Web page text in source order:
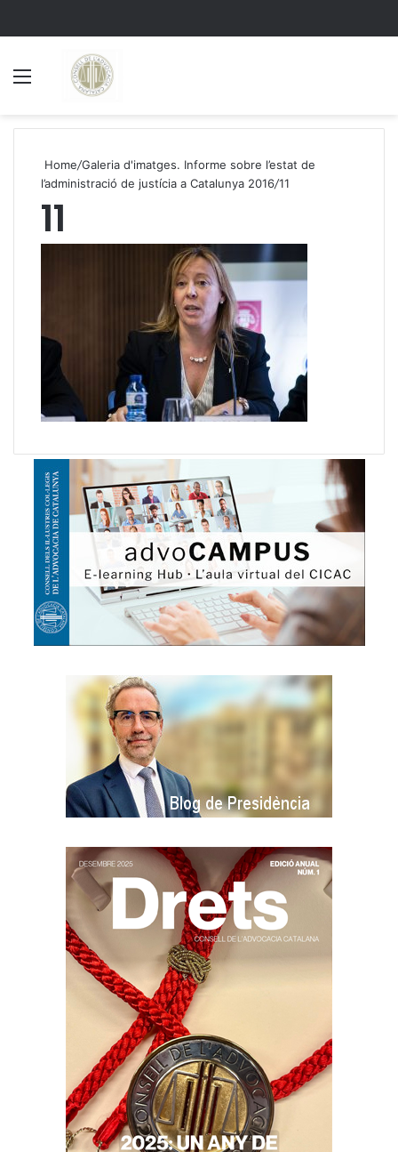
Home/Galeria d'imatges. Informe sobre l’estat de
l’administració de justícia a Catalunya 2016/11
11